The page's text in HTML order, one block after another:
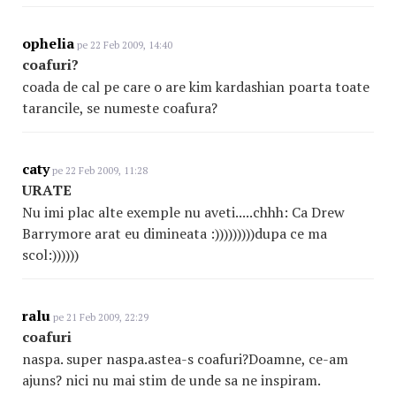
ophelia pe 22 Feb 2009, 14:40
coafuri?
coada de cal pe care o are kim kardashian poarta toate
tarancile, se numeste coafura?
catype 22 Feb 2009, 11:28
URATE
Nu imi plac alte exemple nu aveti.....chhh: Ca Drew
Barrymore arat eu dimineata :)))))))))dupa ce ma
scol:))))))
ralu pe 21 Feb 2009, 22:29
coafuri
naspa. super naspa.astea-s coafuri?Doamne, ce-am
ajuns? nici nu mai stim de unde sa ne inspiram.